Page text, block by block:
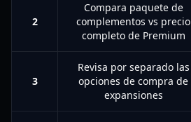
2
Compara paquete de
complementos vs precio
completo de Premium
3
Revisa por separado las
opciones de compra de
expansiones